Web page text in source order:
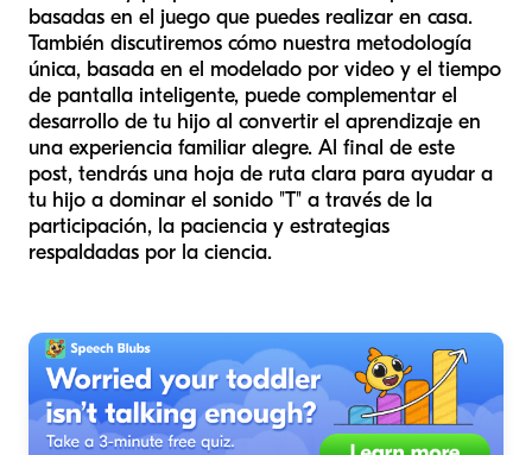
basadas en el juego que puedes realizar en casa.
También discutiremos cómo nuestra metodología
única, basada en el modelado por video y el tiempo
de pantalla inteligente, puede complementar el
desarrollo de tu hijo al convertir el aprendizaje en
una experiencia familiar alegre. Al final de este
post, tendrás una hoja de ruta clara para ayudar a
tu hijo a dominar el sonido "T" a través de la
participación, la paciencia y estrategias
respaldadas por la ciencia.